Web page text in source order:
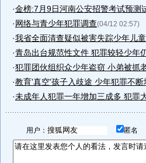
·金榜:7月9日河南公安招警考试预测
·网络与青少年犯罪调查(04/12 02:57)
·我省全面清查疑似被害失踪少年儿
·青岛出台规范性文件 犯罪较轻少年
·犯罪团伙组织众少年盗窃 小弟被抓
·教育'真空'孩子入歧途 少年犯罪不断
·未成年人犯罪一年增加三成多 犯罪
用户： 匿名